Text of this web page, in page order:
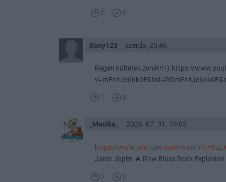
0 0
Sony123 szerda, 20:46
Régen kültetek zenét!!:-).https://
1 0
_Macika_ 2026. 07. 31. 19:05
https://www.youtube.com/
Janis Joplin 🔥 Raw Blues Rock
2 0